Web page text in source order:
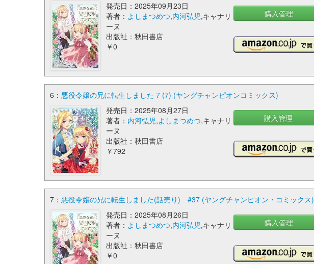
発売日：2025年09月23日
著者： よしまつめつ,内河弘児,キャナリ
ーヌ
出版社：秋田書店
￥0
購入管理
6： 悪役令嬢の兄に転生しました 7 (7) (ヤングチャンピオンコミックス)
発売日：2025年08月27日
著者： 内河弘児,よしまつめつ,キャナリ
ーヌ
出版社：秋田書店
￥792
購入管理
7： 悪役令嬢の兄に転生しました(話売り) #37 (ヤングチャンピオン・コミックス)
発売日：2025年08月26日
著者： よしまつめつ,内河弘児,キャナリ
ーヌ
出版社：秋田書店
￥0
購入管理